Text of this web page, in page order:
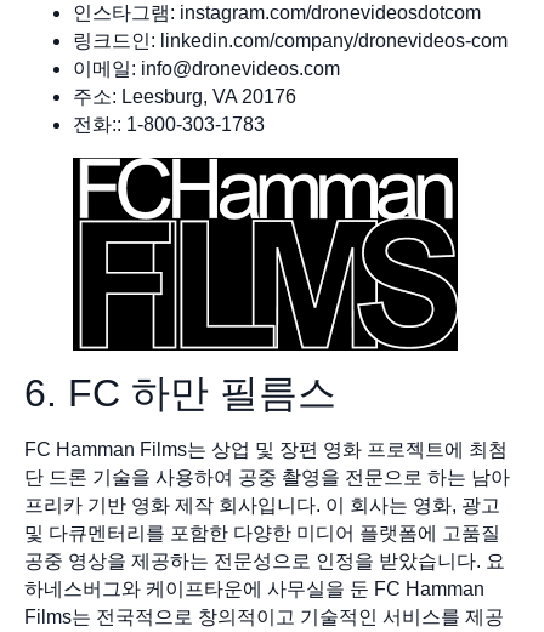
인스타그램: instagram.com/dronevideosdotcom
링크드인: linkedin.com/company/dronevideos-com
이메일: info@dronevideos.com
주소: Leesburg, VA 20176
전화:: 1-800-303-1783
6. FC 하만 필름스
FC Hamman Films는 상업 및 장편 영화 프로젝트에 최첨
단 드론 기술을 사용하여 공중 촬영을 전문으로 하는 남아
프리카 기반 영화 제작 회사입니다. 이 회사는 영화, 광고
및 다큐멘터리를 포함한 다양한 미디어 플랫폼에 고품질
공중 영상을 제공하는 전문성으로 인정을 받았습니다. 요
하네스버그와 케이프타운에 사무실을 둔 FC Hamman
Films는 전국적으로 창의적이고 기술적인 서비스를 제공